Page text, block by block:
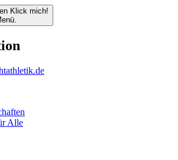
Klick mich!
Alle